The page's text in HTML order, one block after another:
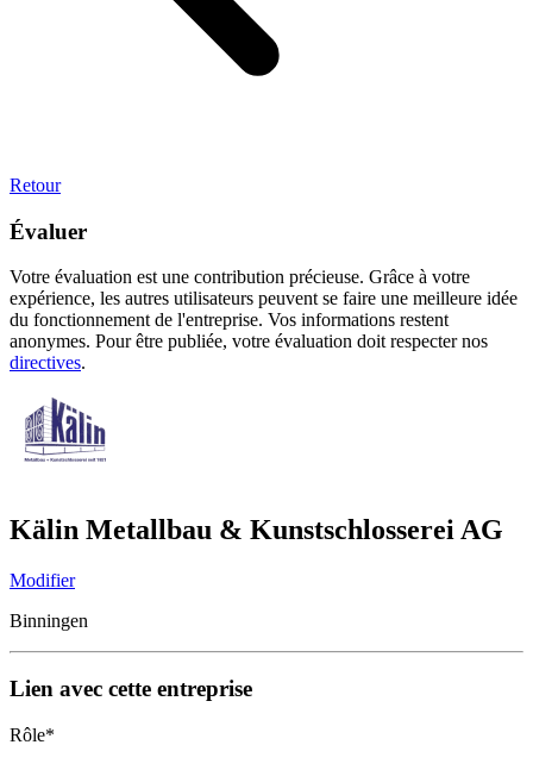
Retour
Évaluer
Votre évaluation est une contribution précieuse. Grâce à votre
expérience, les autres utilisateurs peuvent se faire une meilleure idée
du fonctionnement de l'entreprise. Vos informations restent
anonymes. Pour être publiée, votre évaluation doit respecter nos
directives.
Kälin Metallbau & Kunstschlosserei AG
Modifier
Binningen
Lien avec cette entreprise
Rôle*